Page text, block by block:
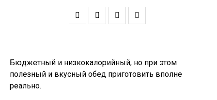
Бюджетный и низкокалорийный, но при этом
полезный и вкусный обед приготовить вполне
реально.